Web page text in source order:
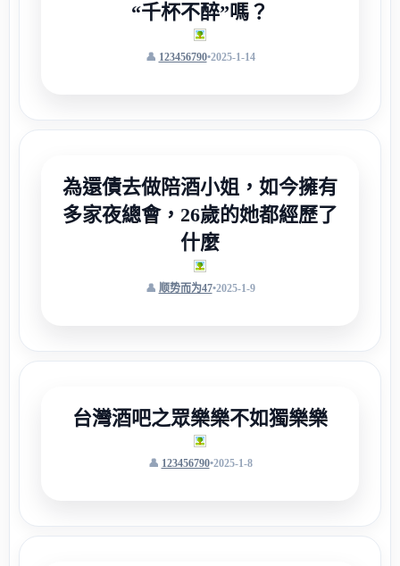
“千杯不醉”嗎？
123456790•2025-1-14
為還債去做陪酒小姐，如今擁有
多家夜總會，26歲的她都經歷了
什麼
顺势而为47•2025-1-9
台灣酒吧之眾樂樂不如獨樂樂
123456790•2025-1-8